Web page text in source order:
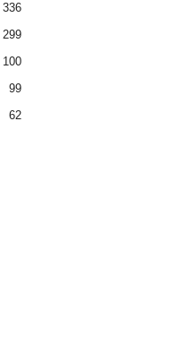
336
299
100
99
62